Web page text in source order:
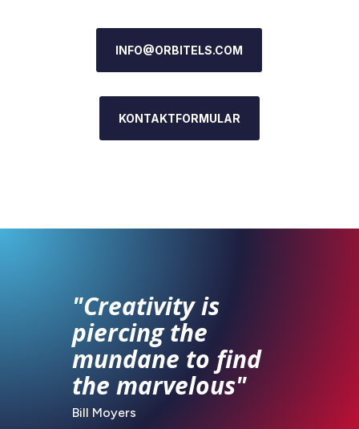
INFO@ORBITELS.COM
KONTAKTFORMULAR
"Creativity is
piercing the
mundane to find
the marvelous"
Bill Moyers